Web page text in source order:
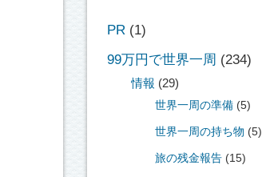
PR (1)
99万円で世界一周 (234)
情報 (29)
世界一周の準備 (5)
世界一周の持ち物 (5)
旅の残金報告 (15)